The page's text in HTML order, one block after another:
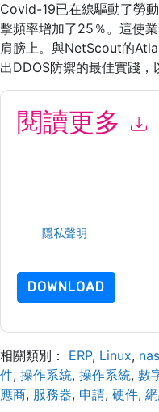
Covid-19已在線驅動了勞
擊頻率增加了25％。這使
肩膀上。與NetScout的
出DDOS防禦的最佳實踐，
閱讀更多
隱私聲明
DOWNLOAD
相關類別： ERP, Linux, nas
件, 操作系統, 操作系統, 數
應商, 服務器, 申請, 硬件,